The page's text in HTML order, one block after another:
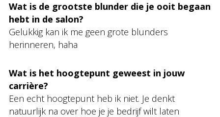
Wat is de grootste blunder die je ooit begaan
hebt in de salon?
Gelukkig kan ik me geen grote blunders
herinneren, haha
Wat is het hoogtepunt geweest in jouw
carrière?
Een echt hoogtepunt heb ik niet. Je denkt
natuurlijk na over hoe je je bedrijf wilt laten